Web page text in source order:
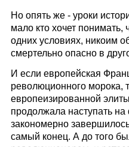
Но опять же - уроки
мало кто хочет понимать,
одних условиях, никоим
смертельно опасно в
И если европейская
революционного морока,
европеизированной
продолжала наступать
закономерно
самый конец. А до того